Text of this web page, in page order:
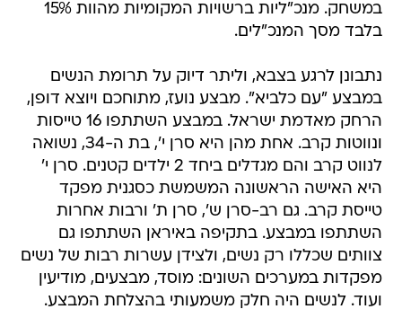
במשחק. מנכ"ליות ברשויות המקומיות מהוות 15%
בלבד מסך המנכ"לים.
נתבונן לרגע בצבא, וליתר דיוק על תרומת הנשים
במבצע "עם כלביא". מבצע נועז, מתוחכם ויוצא דופן,
הרחק מאדמת ישראל. במבצע השתתפו 16 טייסות
ונווטות קרב. אחת מהן היא סרן י', בת ה-34, נשואה
לנווט קרב והם מגדלים ביחד 2 ילדים קטנים. סרן י'
היא האישה הראשונה המשמשת כסגנית מפקד
טייסת קרב. גם רב-סרן ש', סרן ת' ורבות אחרות
השתתפו במבצע. בתקיפה באיראן השתתפו גם
צוותים שכללו רק נשים, ולצידן עשרות רבות של נשים
מפקדות במערכים השונים: מוסד, מבצעים, מודיעין
ועוד. לנשים היה חלק משמעותי בהצלחת המבצע.